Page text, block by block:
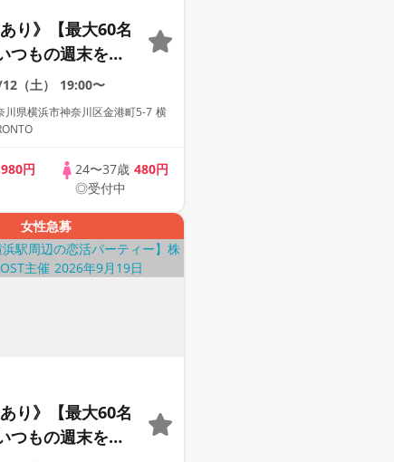
り》【最大60名
つもの週末を、
。大人の出会い
（土） 19:00〜
川県横浜市神奈川区金港町5-7 横
円
24〜37歳 480円
◎受付中
女性急募
り》【最大60名
つもの週末を、